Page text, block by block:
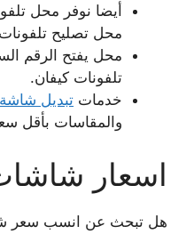
أيضا نوفر محل
محل تصليح تلفونات
محل يفتح الرقم
تلفونات كيفان.
خدمات تبديل
والمقاسات بأقل
اسعار
هل تبحث عن انسب سعر